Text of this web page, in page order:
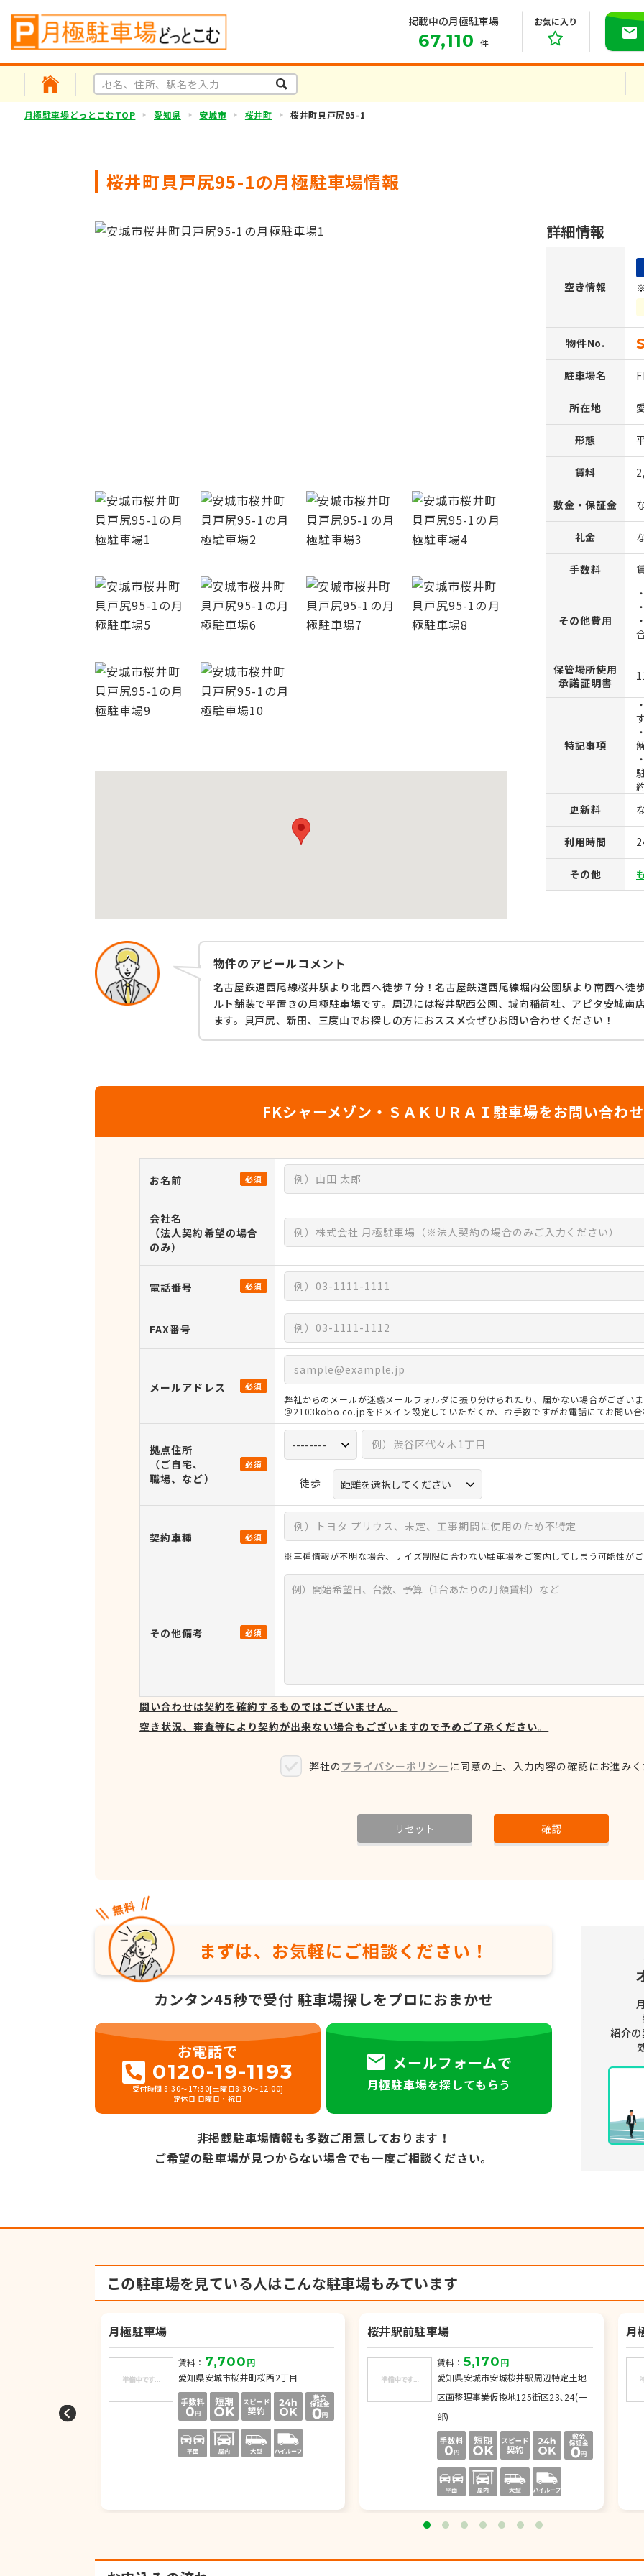
掲載中の月極駐車場
67,110 件
お気に入り
月極駐車場どっとこむTOP 愛知県 安城市 桜井町 桜井町貝戸尻95-1
桜井町貝戸尻95-1の月極駐車場情報
詳細情報
空き情報
物件No.
駐車場名
所在地
形態
賃料
敷金・保証金
礼金
手数料
その他費用
保管場所使用
承諾証明書
特記事項
更新料
利用時間
その他
物件のアピールコメント
名古屋鉄道西尾線桜井駅より北西へ徒歩７分！名古屋鉄道西尾線堀内公園駅より南西へ徒
ルト舗装で平置きの月極駐車場です。周辺には桜井駅西公園、城向稲荷社、アピタ安城南
ます。貝戸尻、新田、三度山でお探しの方におススメ☆ぜひお問い合わせください！
FKシャーメゾン・ＳＡＫＵＲＡＩ駐車場をお問い合わ
お名前 必須
会社名
（法人契約希望の場合
のみ）
電話番号 必須
FAX番号
メールアドレス 必須
弊社からのメールが迷惑メールフォルダに振り分けられたり、届かない場合がござい
＠2103kobo.co.jpをドメイン設定していただくか、お手数ですがお電話にてお問い
拠点住所
（ご自宅、
職場、など）
必須
徒歩
契約車種 必須
※車種情報が不明な場合、サイズ制限に合わない駐車場をご案内してしまう可能性が
その他備考 必須
問い合わせは契約を確約するものではございません。
空き状況、審査等により契約が出来ない場合もございますので予めご了承ください。
弊社のプライバシーポリシー に同意の上、 入力内容の確認にお進み
リセット 確認
まずは、お気軽に ご相談ください！
カンタン45秒で受付 駐車場探しをプロにおまかせ
お電話で
0120-19-1193
受付時間 8:30～17:30[土曜日8:30～12:00]
定休日 日曜日・祝日
メールフォームで
月極駐車場を探してもらう
非掲載駐車場情報も多数ご用意しております！
ご希望の駐車場が見つからない場合でも一度ご相談ください。
紹介
この駐車場を見ている人はこんな駐車場もみています
月極駐車場
賃料： 7,700円
愛知県安城市桜井町桜西2丁目
桜井駅前駐車場
賃料： 5,170円
愛知県安城市安城桜井駅周辺特定土地
区画整理事業仮換地125街区23､24(一
部)
月